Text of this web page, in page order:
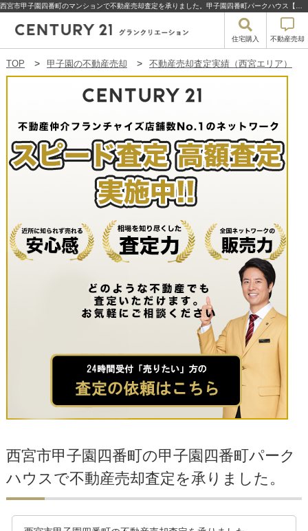
住宅購入 不動産売却
TOP 甲子園の不動産売却 不動産売却査定実績（西宮エリア）
西宮市甲子園四番町の甲子園四番町パーク
ハウスで不動産売却査定を承りました。